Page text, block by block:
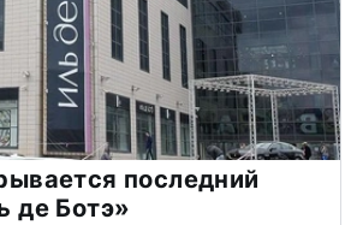
последний
де Ботэ»